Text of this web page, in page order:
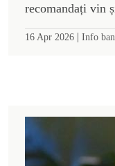
recomandați vin
16 Apr 2026 | Info